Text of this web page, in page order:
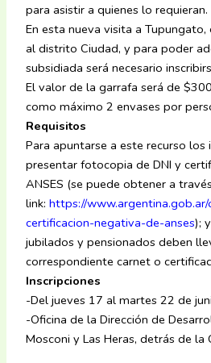
para asistir a quienes lo requieran.
En esta nueva visita a
al distrito Ciudad, y para poder
subsidiada será necesario
El valor de la garrafa será de
como máximo 2 envases por
Requisitos
Para apuntarse a este recurso los
presentar fotocopia de DNI y
ANSES (se puede obtener a
link:https://
certificacion-negativa-de-anses);
jubilados y pensionados deben
correspondiente carnet o
Inscripciones
-Del jueves 17 al martes 22 de
-Oficina de la Dirección de
Mosconi y Las Heras, detrás de la